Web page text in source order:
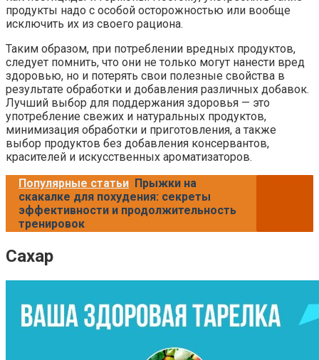
продукты надо с особой осторожностью или вообще
исключить их из своего рациона.
Таким образом, при потреблении вредных продуктов,
следует помнить, что они не только могут нанести вред
здоровью, но и потерять свои полезные свойства в
результате обработки и добавления различных добавок.
Лучший выбор для поддержания здоровья — это
употребление свежих и натуральных продуктов,
минимизация обработки и приготовления, а также
выбор продуктов без добавления консервантов,
красителей и искусственных ароматизаторов.
Популярные статьи Прыжки на
скакалке для похудения: секреты
эффективности и продолжительность
тренировок
Сахар